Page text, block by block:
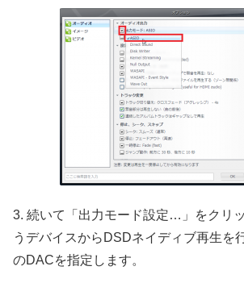
3. 続いて「出力モード設定…」をクリ
うデバイスからDSDネイディブ再生を
のDACを指定します。